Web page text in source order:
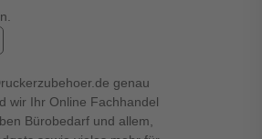
genau
wir Ihr Online Fachhandel
Bürobedarf und allem,